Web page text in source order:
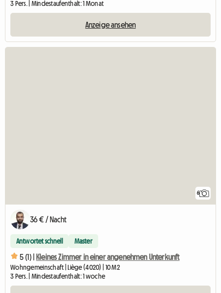
3 Pers. | Mindestaufenthalt: 1 Monat
Anzeige ansehen
6
36 € / Nacht
Antwortet schnell Master
5 (1) | Kleines Zimmer in einer angenehmen Unterkunft
Wohngemeinschaft | Liège (4020) | 10 M2
3 Pers. | Mindestaufenthalt: 1 woche